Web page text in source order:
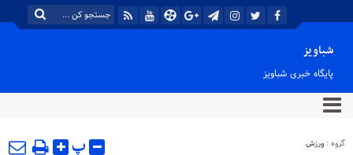
شباویز
پایگاه خبری شباویز
گروه : ورزش پ